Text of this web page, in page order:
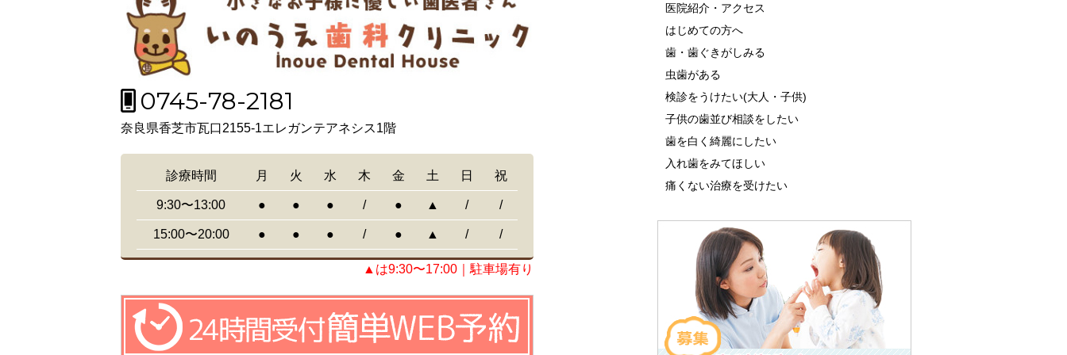
0745-78-2181
奈良県香芝市瓦口2155-1エレガンテアネシス1階
診療時間 月 火 水 木 金 土 日 祝
9:30〜13:00 ● ● ● / ● ▲ / /
15:00〜20:00 ● ● ● / ● ▲ / /
▲は9:30〜17:00｜駐車場有り
医院紹介・アクセス
はじめての方へ
歯・歯ぐきがしみる
虫歯がある
検診をうけたい(大人・子供)
子供の歯並び相談をしたい
歯を白く綺麗にしたい
入れ歯をみてほしい
痛くない治療を受けたい